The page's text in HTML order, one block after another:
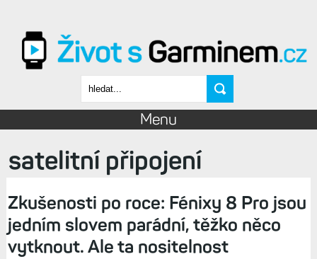
Vyhledávání
Menu
satelitní připojení
Zkušenosti po roce: Fénixy 8 Pro jsou
jedním slovem parádní, těžko něco
vytknout. Ale ta nositelnost